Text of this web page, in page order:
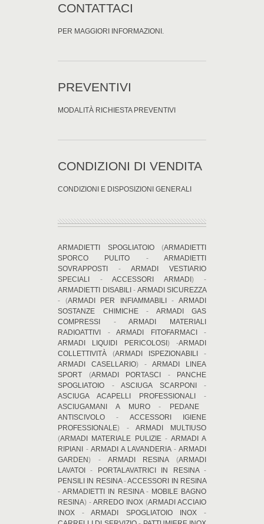
CONTATTACI
PER MAGGIORI INFORMAZIONI.
PREVENTIVI
MODALITÀ RICHIESTA PREVENTIVI
CONDIZIONI DI VENDITA
CONDIZIONI E DISPOSIZIONI GENERALI
ARMADIETTI SPOGLIATOIO(ARMADIETTI
SPORCO PULITO -ARMADIETTI
SOVRAPPOSTI - ARMADI VESTIARIO
SPECIALI - ACCESSORI ARMADI) -
ARMADIETTI DISABILI- ARMADI SICUREZZA
- (ARMADI PER INFIAMMABILI-ARMADI
SOSTANZE CHIMICHE- ARMADI GAS
COMPRESSI -ARMADI MATERIALI
RADIOATTIVI - ARMADI FITOFARMACI-
ARMADI LIQUIDI PERICOLOSI) -ARMADI
COLLETTIVITÀ (ARMADI ISPEZIONABILI -
ARMADI CASELLARIO) - ARMADI LINEA
SPORT (ARMADI PORTASCI - PANCHE
SPOGLIATOIO - ASCIUGA SCARPONI-
ASCIUGA ACAPELLI PROFESSIONALI -
ASCIUGAMANI A MURO- PEDANE
ANTISCIVOLO - ACCESSORI IGIENE
PROFESSIONALE) - ARMADI MULTIUSO
(ARMADI MATERIALE PULIZIE- ARMADI A
RIPIANI - ARMADI A LAVANDERIA-ARMADI
GARDEN) - ARMADI RESINA(ARMADI
LAVATOI - PORTALAVATRICI IN RESINA-
PENSILI IN RESINA-ACCESSORI IN RESINA
- ARMADIETTI IN RESINA- MOBILE BAGNO
RESINA) - ARREDO INOX (ARMADI ACCIAIO
INOX-ARMADI SPOGLIATOIO INOX-